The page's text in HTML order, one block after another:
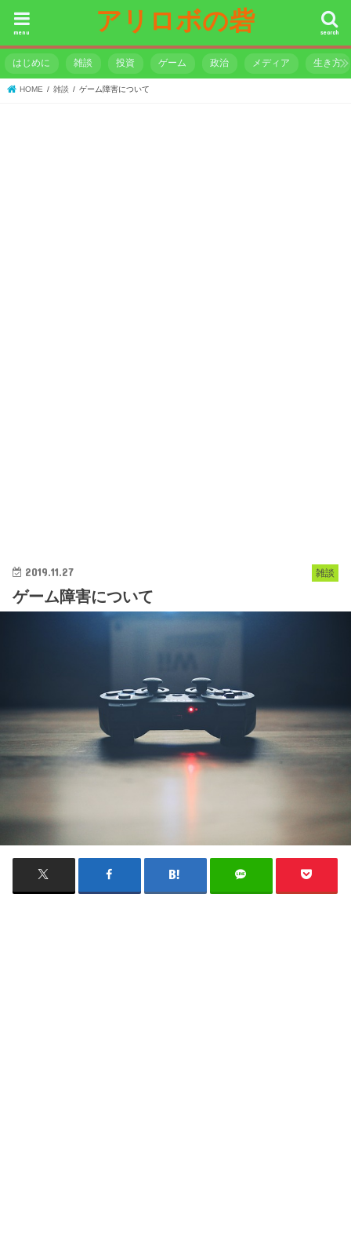
アリロボの砦 search
menu
はじめに 雑談 投資 ゲーム 政治 メディア 生き方
HOME 雑談 ゲーム障害について
雑談
2019.11.27
ゲーム障害について